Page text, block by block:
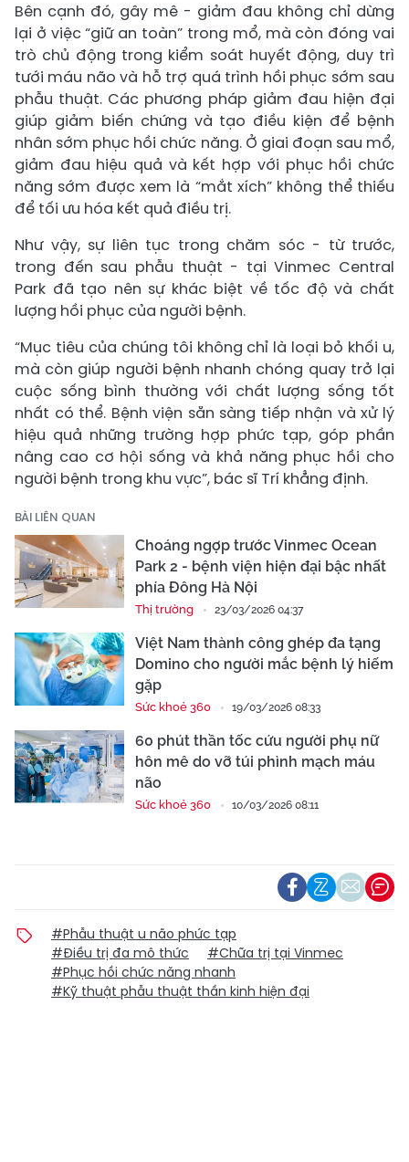
Bên cạnh đó, gây mê - giảm đau không chỉ dừng
lại ở việc “giữ an toàn” trong mổ, mà còn đóng vai
trò chủ động trong kiểm soát huyết động, duy trì
tưới máu não và hỗ trợ quá trình hồi phục sớm sau
phẫu thuật. Các phương pháp giảm đau hiện đại
giúp giảm biến chứng và tạo điều kiện để bệnh
nhân sớm phục hồi chức năng. Ở giai đoạn sau mổ,
giảm đau hiệu quả và kết hợp với phục hồi chức
năng sớm được xem là “mắt xích” không thể thiếu
để tối ưu hóa kết quả điều trị.
Như vậy, sự liên tục trong chăm sóc - từ trước,
trong đến sau phẫu thuật - tại Vinmec Central
Park đã tạo nên sự khác biệt về tốc độ và chất
lượng hồi phục của người bệnh.
“Mục tiêu của chúng tôi không chỉ là loại bỏ khối u,
mà còn giúp người bệnh nhanh chóng quay trở lại
cuộc sống bình thường với chất lượng sống tốt
nhất có thể. Bệnh viện sẵn sàng tiếp nhận và xử lý
hiệu quả những trường hợp phức tạp, góp phần
nâng cao cơ hội sống và khả năng phục hồi cho
người bệnh trong khu vực”, bác sĩ Trí khẳng định. ​
BÀI LIÊN QUAN
Choáng ngợp trước Vinmec Ocean
Park 2 - bệnh viện hiện đại bậc nhất
phía Đông Hà Nội
Thị trường 23/03/2026 04:37
Việt Nam thành công ghép đa tạng
Domino cho người mắc bệnh lý hiếm
gặp
Sức khoẻ 360 19/03/2026 08:33
60 phút thần tốc cứu người phụ nữ
hôn mê do vỡ túi phình mạch máu
não
Sức khoẻ 360 10/03/2026 08:11
#Phẫu thuật u não phức tạp
#Điều trị đa mô thức
#Chữa trị tại Vinmec
#Phục hồi chức năng nhanh
#Kỹ thuật phẫu thuật thần kinh hiện đại